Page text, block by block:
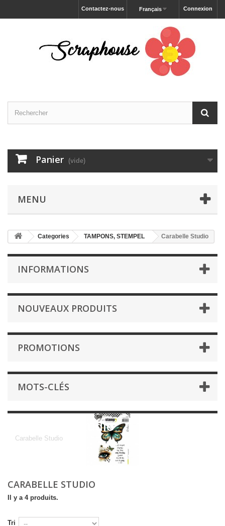
Connexion
Français
Contactez-nous
Panier (vide)
MENU
Categories TAMPONS, STEMPEL Carabelle Studio
INFORMATIONS
NOUVEAUX PRODUITS
PROMOTIONS
MOTS-CLÉS
Carabelle Studio
Carabelle Studio
CARABELLE STUDIO
Il y a 4 produits.
Tri